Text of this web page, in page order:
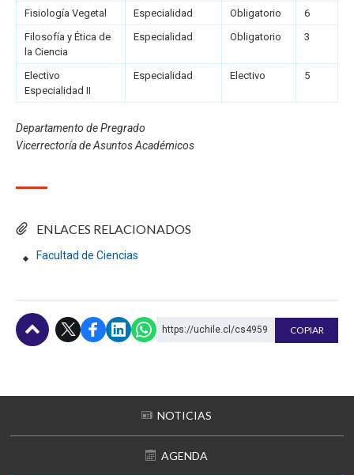
ENLACES RELACIONADOS
Facultad de Ciencias
Fisiología Vegetal
Especialidad Obligatorio
6
Filosofía y Ética de
la Ciencia
Especialidad Obligatorio 3
Electivo
Especialidad II
Especialidad Electivo 5
Departamento de Pregrado
Vicerrectoría de Asuntos Académicos
https://uchile.cl/cs4959 COPIAR
NOTICIAS
AGENDA